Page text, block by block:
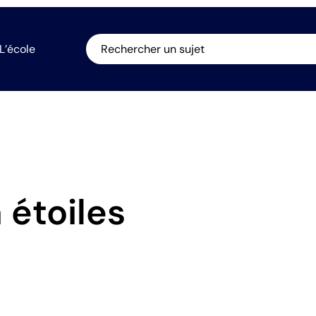
L’école Rechercher un sujet
étoiles